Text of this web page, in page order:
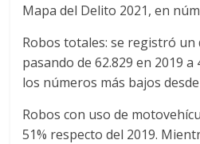
Mapa del Delito 2021, en
Robos totales: se registró un
pasando de 62.829 en 2019 a
los números más bajos
Robos con uso de
51% respecto del 2019.